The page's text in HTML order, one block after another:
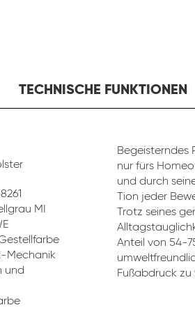
TECHNISCHE FUNKTIONEN
MI
Mechanik
und
Begeisterndes
nur fürs
und durch
Tion jeder
Trotz seines
Anteil von 54-
Fußabdruck zu